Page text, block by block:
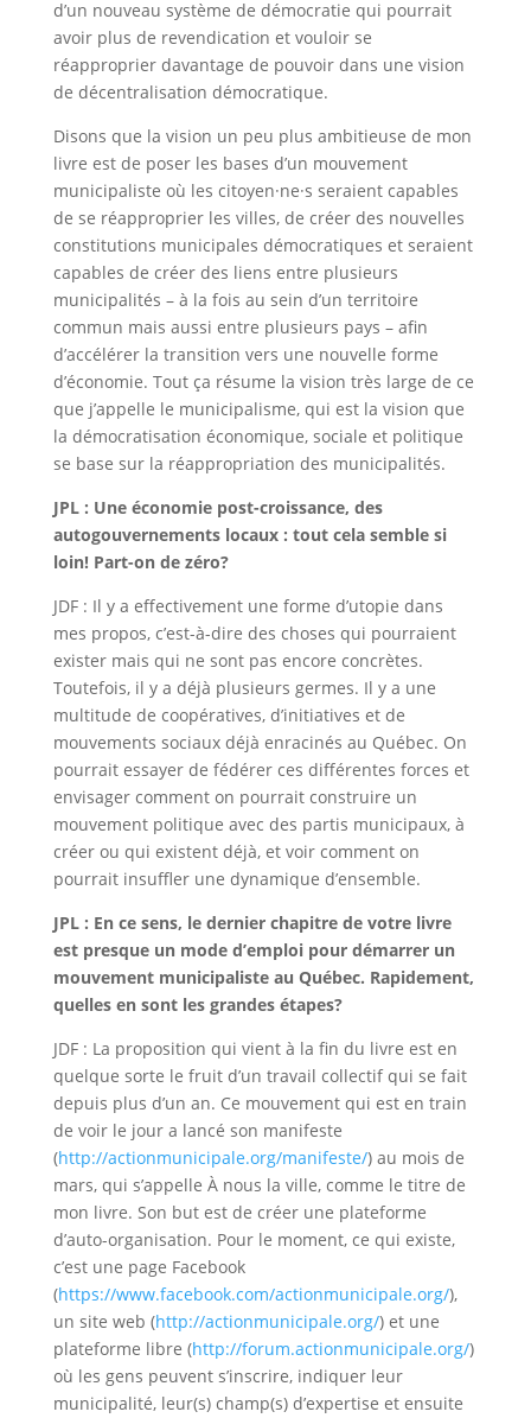
d’un nouveau système de démocratie qui pourrait
avoir plus de revendication et vouloir se
réapproprier davantage de pouvoir dans une vision
de décentralisation démocratique.
Disons que la vision un peu plus ambitieuse de mon
livre est de poser les bases d’un mouvement
municipaliste où les citoyen·ne·s seraient capables
de se réapproprier les villes, de créer des nouvelles
constitutions municipales démocratiques et seraient
capables de créer des liens entre plusieurs
municipalités – à la fois au sein d’un territoire
commun mais aussi entre plusieurs pays – afin
d’accélérer la transition vers une nouvelle forme
d’économie. Tout ça résume la vision très large de ce
que j’appelle le municipalisme, qui est la vision que
la démocratisation économique, sociale et politique
se base sur la réappropriation des municipalités.
JPL : Une économie post-croissance, des
autogouvernements locaux : tout cela semble si
loin! Part-on de zéro?
JDF : Il y a effectivement une forme d’utopie dans
mes propos, c’est-à-dire des choses qui pourraient
exister mais qui ne sont pas encore concrètes.
Toutefois, il y a déjà plusieurs germes. Il y a une
multitude de coopératives, d’initiatives et de
mouvements sociaux déjà enracinés au Québec. On
pourrait essayer de fédérer ces différentes forces et
envisager comment on pourrait construire un
mouvement politique avec des partis municipaux, à
créer ou qui existent déjà, et voir comment on
pourrait insuffler une dynamique d’ensemble.
JPL : En ce sens, le dernier chapitre de votre livre
est presque un mode d’emploi pour démarrer un
mouvement municipaliste au Québec. Rapidement,
quelles en sont les grandes étapes?
JDF : La proposition qui vient à la fin du livre est en
quelque sorte le fruit d’un travail collectif qui se fait
depuis plus d’un an. Ce mouvement qui est en train
de voir le jour a lancé son manifeste
(http://actionmunicipale.org/manifeste/) au mois de
mars, qui s’appelle À nous la ville, comme le titre de
mon livre. Son but est de créer une plateforme
d’auto-organisation. Pour le moment, ce qui existe,
c’est une page Facebook
(https://www.facebook.com/actionmunicipale.org/),
un site web (http://actionmunicipale.org/) et une
plateforme libre (http://forum.actionmunicipale.org/)
où les gens peuvent s’inscrire, indiquer leur
municipalité, leur(s) champ(s) d’expertise et ensuite